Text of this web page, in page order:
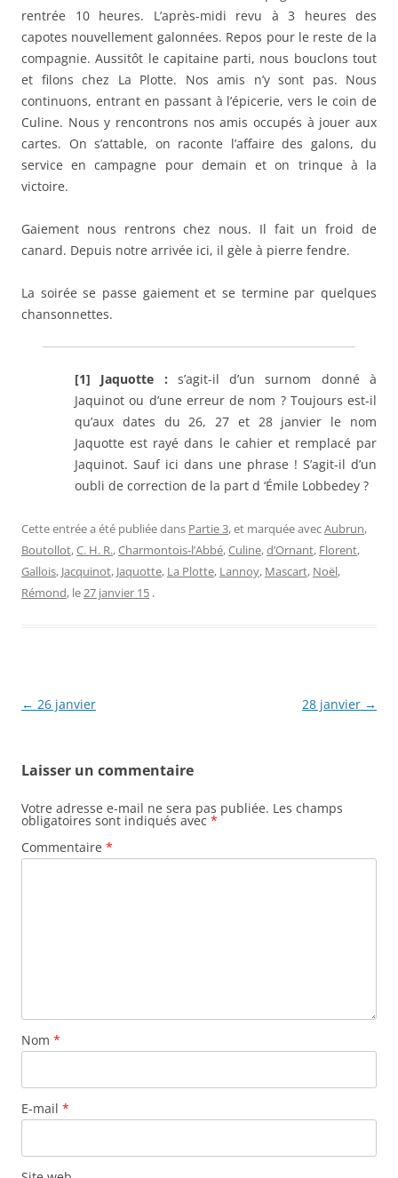
rentrée 10 heures. L’après-midi revu à 3 heures des
capotes nouvellement galonnées. Repos pour le reste de la
compagnie. Aussitôt le capitaine parti, nous bouclons tout
et filons chez La Plotte. Nos amis n’y sont pas. Nous
continuons, entrant en passant à l’épicerie, vers le coin de
Culine. Nous y rencontrons nos amis occupés à jouer aux
cartes. On s’attable, on raconte l’affaire des galons, du
service en campagne pour demain et on trinque à la
victoire.
Gaiement nous rentrons chez nous. Il fait un froid de
canard. Depuis notre arrivée ici, il gèle à pierre fendre.
La soirée se passe gaiement et se termine par quelques
chansonnettes.
[1] Jaquotte : s’agit-il d’un surnom donné à
Jaquinot ou d’une erreur de nom ? Toujours est-il
qu’aux dates du 26, 27 et 28 janvier le nom
Jaquotte est rayé dans le cahier et remplacé par
Jaquinot. Sauf ici dans une phrase ! S’agit-il d’un
oubli de correction de la part d ‘Émile Lobbedey ?
Cette entrée a été publiée dans Partie 3, et marquée avecAubrun,
Boutollot,C. H. R.,Charmontois-l’Abbé,Culine,d’Ornant, Florent,
Gallois, Jacquinot, Jaquotte, La Plotte, Lannoy, Mascart, Noël,
Rémond, le27 janvier 15 .
Navigation
← 26 janvier 28 janvier →
Laisser un commentaire
Votre adresse e-mail ne sera pas publiée. Les champs
obligatoires sont indiqués avec *
Commentaire *
Nom *
E-mail *